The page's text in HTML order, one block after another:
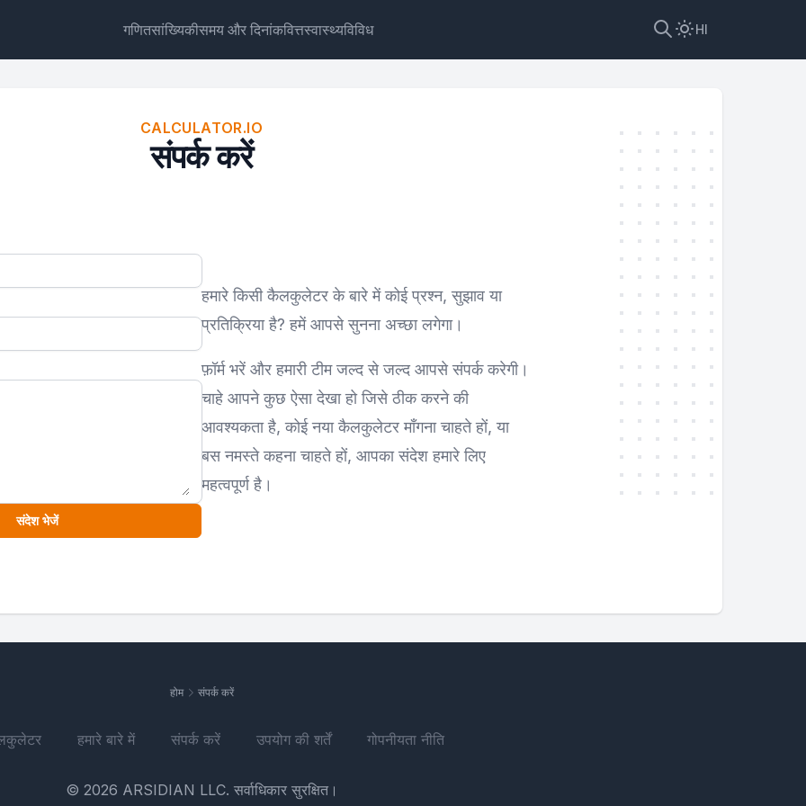
गणितसांख्यिकीसमय और दिनांकवित्तस्वास्थ्यविविध HI
CALCULATOR.IO
संपर्क करें
संदेश भेजें
हमारे किसी कैलकुलेटर के बारे में कोई प्रश्न, सुझाव या
प्रतिक्रिया है? हमें आपसे सुनना अच्छा लगेगा।
फ़ॉर्म भरें और हमारी टीम जल्द से जल्द आपसे संपर्क करेगी।
चाहे आपने कुछ ऐसा देखा हो जिसे ठीक करने की
आवश्यकता है, कोई नया कैलकुलेटर माँगना चाहते हों, या
बस नमस्ते कहना चाहते हों, आपका संदेश हमारे लिए
महत्वपूर्ण है।
होम संपर्क करें
हमारे बारे में संपर्क करें उपयोग की शर्तें गोपनीयता नीति
© 2026 ARSIDIAN LLC. सर्वाधिकार सुरक्षित।